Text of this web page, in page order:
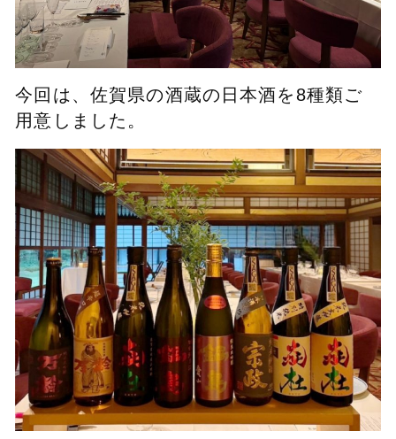
今回は、佐賀県の酒蔵の日本酒を8種類ご
用意しました。